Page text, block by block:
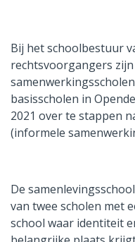
Bij het schoolbestuur
rechtsvoorgangers
basisscholen in
2021 over te stappen
(informele
De
van twee scholen met
school waar identiteit